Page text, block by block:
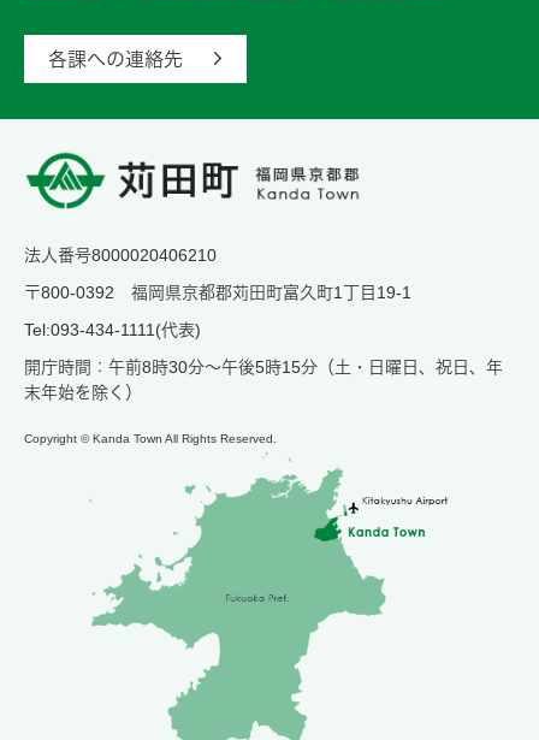
各課への連絡先
法人番号8000020406210
〒800-0392 福岡県京都郡苅田町富久町1丁目19-1
Tel:093-434-1111(代表)
開庁時間：午前8時30分～午後5時15分（土・日曜日、祝日、年
末年始を除く）
Copyright © Kanda Town All Rights Reserved.